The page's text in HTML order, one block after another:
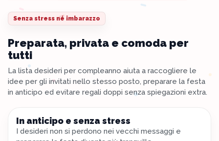
Senza stress né imbarazzo
Preparata, privata e comoda per
tutti
La lista desideri per compleanno aiuta a raccogliere le
idee per gli invitati nello stesso posto, preparare la festa
in anticipo ed evitare regali doppi senza spiegazioni extra.
In anticipo e senza stress
I desideri non si perdono nei vecchi messaggi e